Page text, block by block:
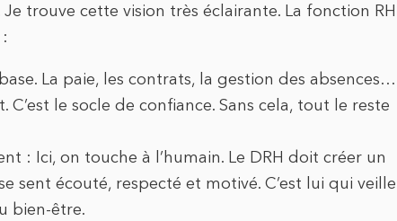
trouve cette vision très éclairante. La fonction RH
La paie, les contrats, la gestion des absences…
le socle de confiance. Sans cela, tout le reste
: Ici, on touche à l’humain. Le DRH doit créer un
sent écouté, respecté et motivé. C’est lui qui veille
bien-être.